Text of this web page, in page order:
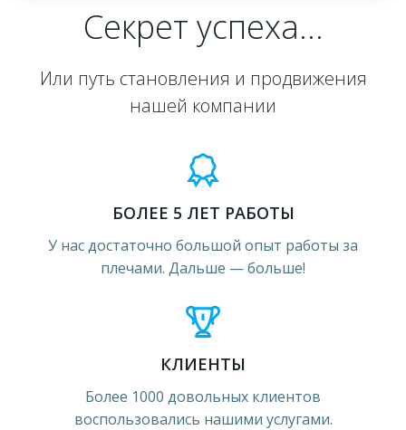
Секрет успеха…
Или путь становления и продвижения
нашей компании
БОЛЕЕ 5 ЛЕТ РАБОТЫ
У нас достаточно большой опыт работы за
плечами. Дальше — больше!
КЛИЕНТЫ
Более 1000 довольных клиентов
воспользовались нашими услугами.